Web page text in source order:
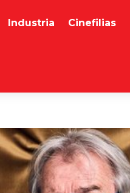
Industria Cinefilias